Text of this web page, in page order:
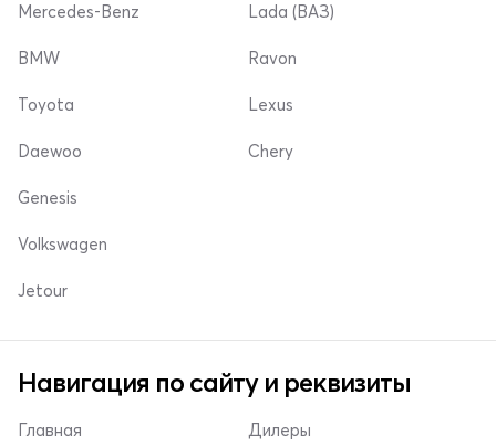
Mercedes-Benz Lada (ВАЗ)
BMW
Toyota
Daewoo
Ravon
Lexus
Chery
Genesis
Volkswagen
Jetour
Навигация по сайту и реквизиты
Главная Дилеры